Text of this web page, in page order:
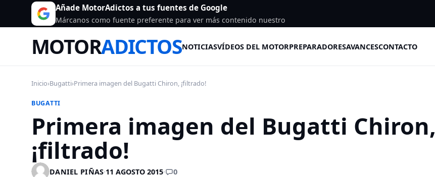
Añade MotorAdictos a tus fuentes de Google
Márcanos como fuente preferente para ver más contenido nuestro
MOTORADICTOSNOTICIASVÍDEOS DEL MOTORPREPARADORESAVANCESCONTACTO
Inicio›Bugatti›Primera imagen del Bugatti Chiron, ¡filtrado!
BUGATTI
Primera imagen del Bugatti Chiron,
¡filtrado!
DANIEL PIÑAS·11 AGOSTO 2015· 0